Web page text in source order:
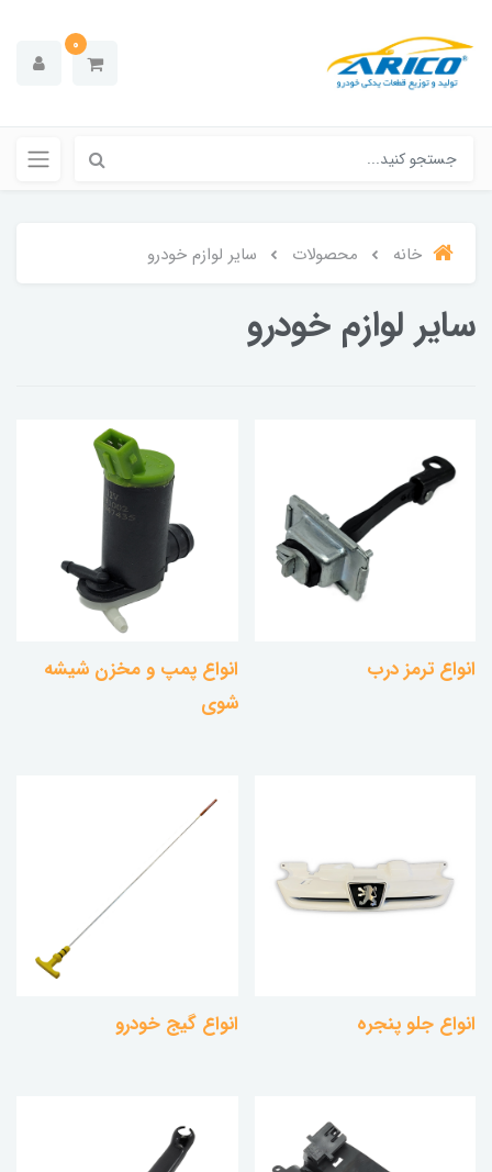
0
خانه محصولات سایر لوازم خودرو
سایر لوازم خودرو
انواع ترمز درب
انواع پمپ و مخزن شیشه
شوی
انواع جلو پنجره انواع گیج خودرو